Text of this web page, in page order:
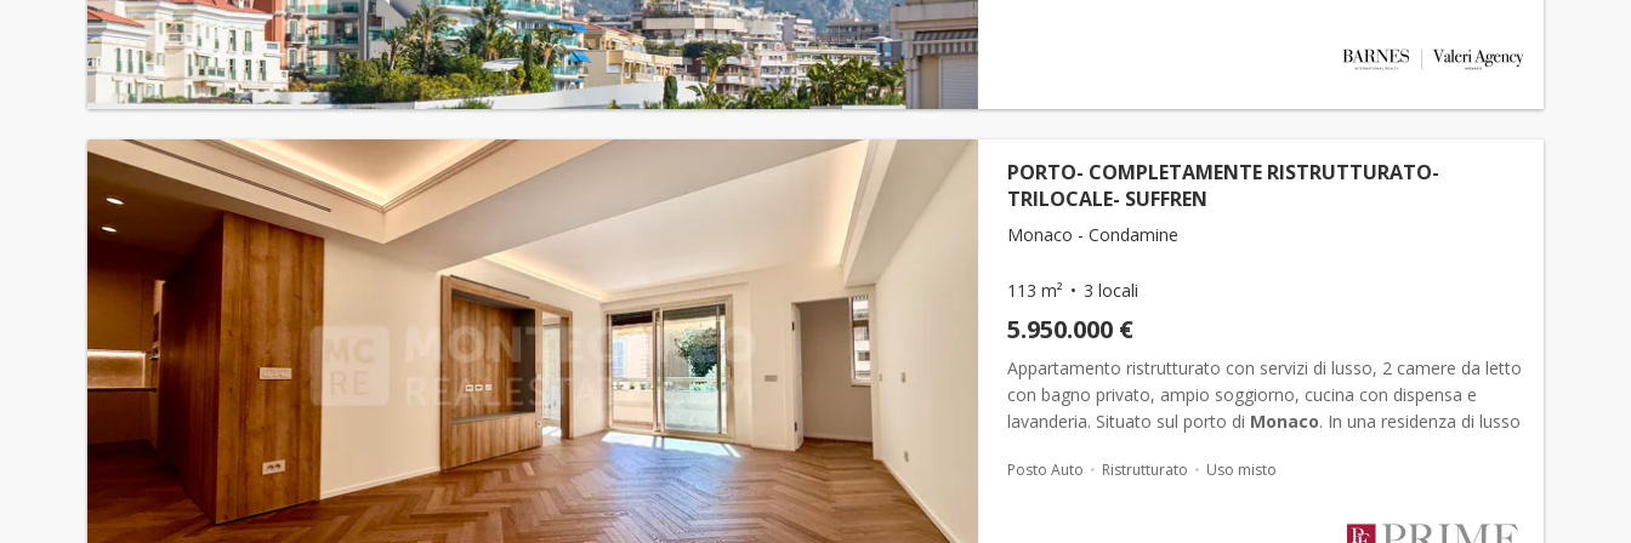
PORTO- COMPLETAMENTE RISTRUTTURATO-
TRILOCALE- SUFFREN
Monaco - Condamine
113 m² 3 locali
5.950.000 €
Appartamento ristrutturato con servizi di lusso, 2 camere da letto
con bagno privato, ampio soggiorno, cucina con dispensa e
lavanderia. Situato sul porto di Monaco. In una residenza di lusso
Posto Auto Ristrutturato Uso misto